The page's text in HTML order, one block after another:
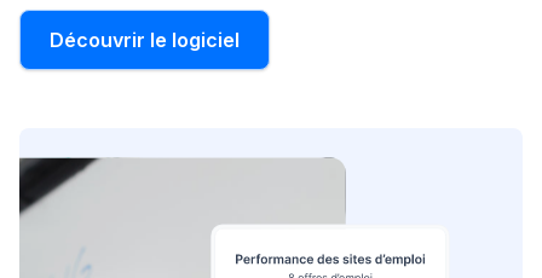
Découvrir le logiciel